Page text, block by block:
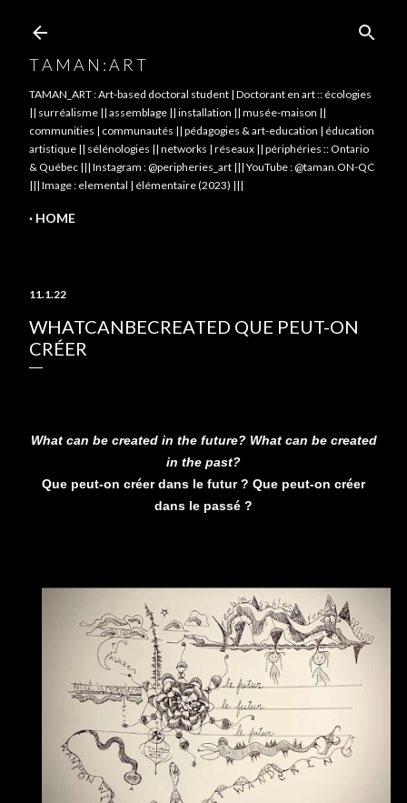
T A M A N : A R T
TAMAN_ART : Art-based doctoral student | Doctorant en art :: écologies
|| surréalisme || assemblage || installation || musée-maison ||
communities | communautés || pédagogies & art-education | éducation
artistique || sélénologies || networks | réseaux || périphéries :: Ontario
& Québec ||| Instagram : @peripheries_art ||| YouTube : @taman.ON-QC
||| Image : elemental | élémentaire (2023) |||
HOME
11.1.22
WHATCANBECREATED QUE PEUT-ON
CRÉER
What can be created in the future? What can be created
in the past?
Que peut-on créer dans le futur ? Que peut-on créer
dans le passé ?